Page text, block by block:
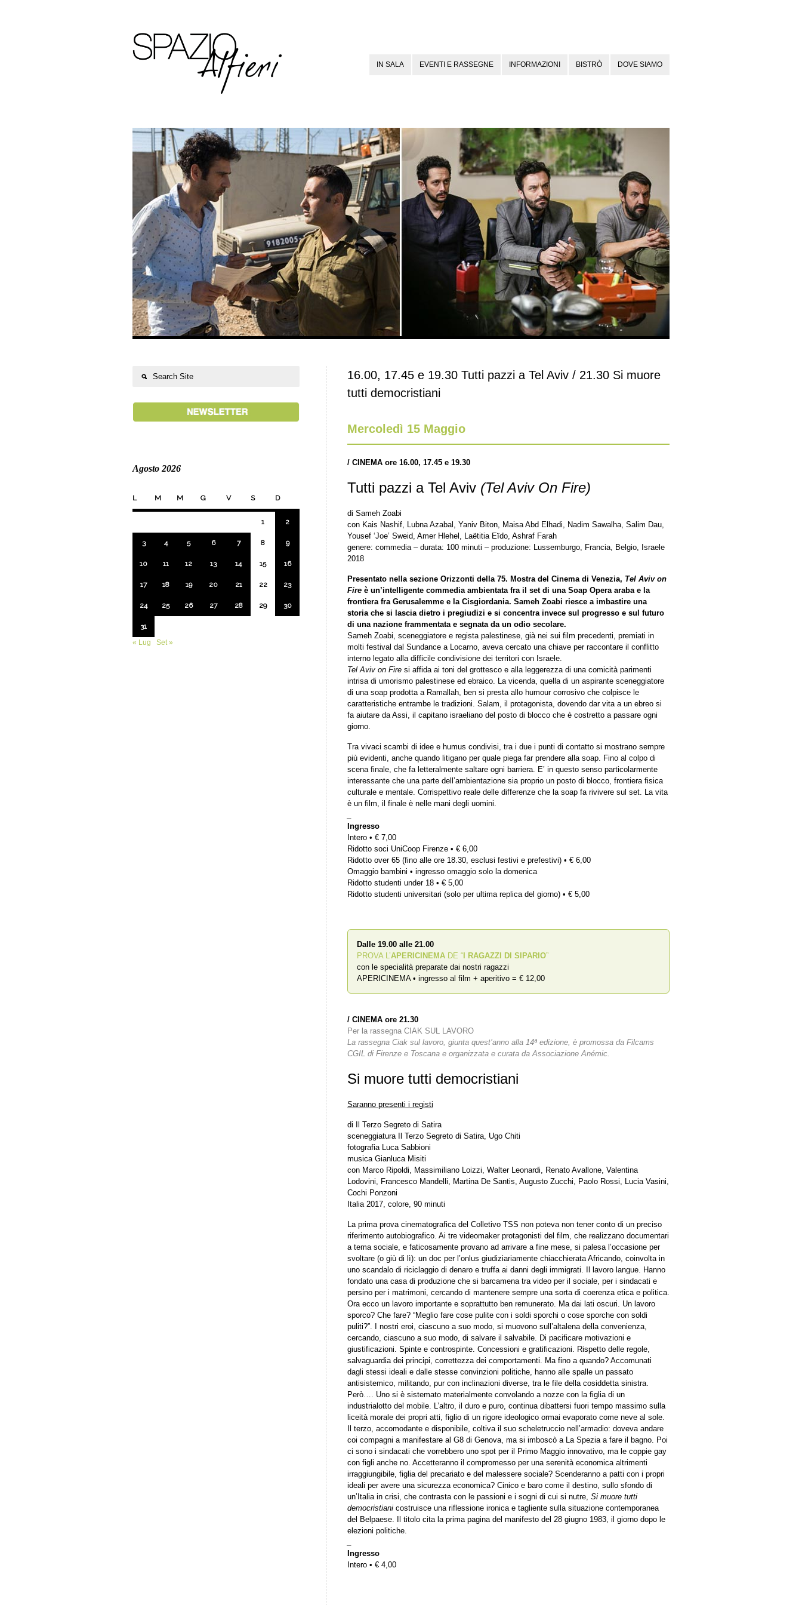
IN SALA EVENTI E RASSEGNE INFORMAZIONI BISTRÒ DOVE SIAMO
16.00, 17.45 e 19.30 Tutti pazzi a Tel Aviv / 21.30 Si muore
tutti democristiani
Mercoledì 15 Maggio
/ CINEMA ore 16.00, 17.45 e 19.30
Tutti pazzi a Tel Aviv (Tel Aviv On Fire)
di Sameh Zoabi
con Kais Nashif, Lubna Azabal, Yaniv Biton, Maisa Abd Elhadi, Nadim Sawalha, Salim Dau,
Yousef ‘Joe’ Sweid, Amer Hlehel, Laëtitia Eïdo, Ashraf Farah
genere: commedia – durata: 100 minuti – produzione: Lussemburgo, Francia, Belgio, Israele
2018
Presentato nella sezione Orizzonti della 75. Mostra del Cinema di Venezia, Tel Aviv on
Fire è un’intelligente commedia ambientata fra il set di una Soap Opera araba e la
frontiera fra Gerusalemme e la Cisgiordania. Sameh Zoabi riesce a imbastire una
storia che si lascia dietro i pregiudizi e si concentra invece sul progresso e sul futuro
di una nazione frammentata e segnata da un odio secolare.
Sameh Zoabi, sceneggiatore e regista palestinese, già nei sui film precedenti, premiati in
molti festival dal Sundance a Locarno, aveva cercato una chiave per raccontare il conflitto
interno legato alla difficile condivisione dei territori con Israele.
Tel Aviv on Fire si affida ai toni del grottesco e alla leggerezza di una comicità parimenti
intrisa di umorismo palestinese ed ebraico. La vicenda, quella di un aspirante sceneggiatore
di una soap prodotta a Ramallah, ben si presta allo humour corrosivo che colpisce le
caratteristiche entrambe le tradizioni. Salam, il protagonista, dovendo dar vita a un ebreo si
fa aiutare da Assi, il capitano israeliano del posto di blocco che è costretto a passare ogni
giorno.
Tra vivaci scambi di idee e humus condivisi, tra i due i punti di contatto si mostrano sempre
più evidenti, anche quando litigano per quale piega far prendere alla soap. Fino al colpo di
scena finale, che fa letteralmente saltare ogni barriera. E’ in questo senso particolarmente
interessante che una parte dell’ambientazione sia proprio un posto di blocco, frontiera fisica
culturale e mentale. Corrispettivo reale delle differenze che la soap fa rivivere sul set. La vita
è un film, il finale è nelle mani degli uomini.
Ingresso
Intero • € 7,00
Ridotto soci UniCoop Firenze • € 6,00
Ridotto over 65 (fino alle ore 18.30, esclusi festivi e prefestivi) • € 6,00
Omaggio bambini • ingresso omaggio solo la domenica
Ridotto studenti under 18 • € 5,00
Ridotto studenti universitari (solo per ultima replica del giorno) • € 5,00
Dalle 19.00 alle 21.00
PROVA L’APERICINEMA DE “ I RAGAZZI DI SIPARIO”
con le specialità preparate dai nostri ragazzi
APERICINEMA • ingresso al film + aperitivo = € 12,00
/ CINEMA ore 21.30
Per la rassegna CIAK SUL LAVORO
La rassegna Ciak sul lavoro, giunta quest’anno alla 14ª edizione, è promossa da Filcams
CGIL di Firenze e Toscana e organizzata e curata da Associazione Anémic.
Si muore tutti democristiani
Saranno presenti i registi
di Il Terzo Segreto di Satira
sceneggiatura Il Terzo Segreto di Satira, Ugo Chiti
fotografia Luca Sabbioni
musica Gianluca Misiti
con Marco Ripoldi, Massimiliano Loizzi, Walter Leonardi, Renato Avallone, Valentina
Lodovini, Francesco Mandelli, Martina De Santis, Augusto Zucchi, Paolo Rossi, Lucia Vasini,
Cochi Ponzoni
Italia 2017, colore, 90 minuti
La prima prova cinematografica del Colletivo TSS non poteva non tener conto di un preciso
riferimento autobiografico. Ai tre videomaker protagonisti del film, che realizzano documentari
a tema sociale, e faticosamente provano ad arrivare a fine mese, si palesa l’occasione per
svoltare (o giù di lì): un doc per l’onlus giudiziariamente chiacchierata Africando, coinvolta in
uno scandalo di riciclaggio di denaro e truffa ai danni degli immigrati. Il lavoro langue. Hanno
fondato una casa di produzione che si barcamena tra video per il sociale, per i sindacati e
persino per i matrimoni, cercando di mantenere sempre una sorta di coerenza etica e politica.
Ora ecco un lavoro importante e soprattutto ben remunerato. Ma dai lati oscuri. Un lavoro
sporco? Che fare? “Meglio fare cose pulite con i soldi sporchi o cose sporche con soldi
puliti?”. I nostri eroi, ciascuno a suo modo, si muovono sull’altalena della convenienza,
cercando, ciascuno a suo modo, di salvare il salvabile. Di pacificare motivazioni e
giustificazioni. Spinte e controspinte. Concessioni e gratificazioni. Rispetto delle regole,
salvaguardia dei principi, correttezza dei comportamenti. Ma fino a quando? Accomunati
dagli stessi ideali e dalle stesse convinzioni politiche, hanno alle spalle un passato
antisistemico, militando, pur con inclinazioni diverse, tra le file della cosiddetta sinistra.
Però…. Uno si è sistemato materialmente convolando a nozze con la figlia di un
industrialotto del mobile. L’altro, il duro e puro, continua dibattersi fuori tempo massimo sulla
liceità morale dei propri atti, figlio di un rigore ideologico ormai evaporato come neve al sole.
Il terzo, accomodante e disponibile, coltiva il suo scheletruccio nell’armadio: doveva andare
coi compagni a manifestare al G8 di Genova, ma si imboscò a La Spezia a fare il bagno. Poi
ci sono i sindacati che vorrebbero uno spot per il Primo Maggio innovativo, ma le coppie gay
con figli anche no. Accetteranno il compromesso per una serenità economica altrimenti
irraggiungibile, figlia del precariato e del malessere sociale? Scenderanno a patti con i propri
ideali per avere una sicurezza economica? Cinico e baro come il destino, sullo sfondo di
un’Italia in crisi, che contrasta con le passioni e i sogni di cui si nutre, Si muore tutti
democristiani costruisce una riflessione ironica e tagliente sulla situazione contemporanea
del Belpaese. Il titolo cita la prima pagina del manifesto del 28 giugno 1983, il giorno dopo le
elezioni politiche.
Ingresso
Intero • € 4,00
Agosto 2026
L M M G V S D
1 2
3 4 5 6 7 8 9
10 11 12 13 14 15 16
17 18 19 20 21 22 23
24 25 26 27 28 29 30
31
« Lug
Set »